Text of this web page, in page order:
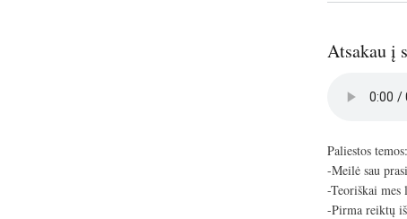
Atsakau į
Paliestos temos:
-Meilė sau
-Teoriškai
-Pirma reiktų